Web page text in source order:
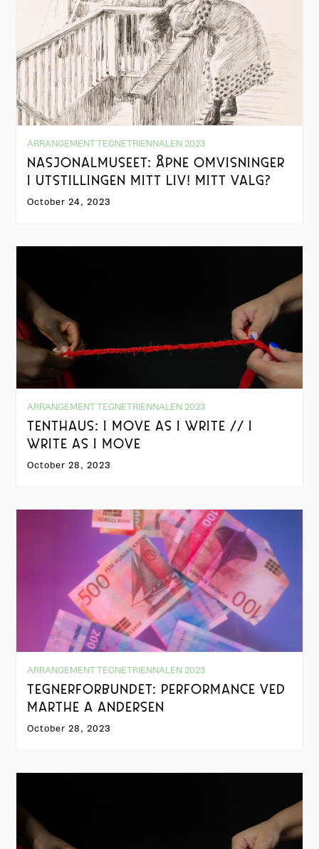
ARRANGEMENT TEGNETRIENNALEN 2023
NASJONALMUSEET: ÅPNE OMVISNINGER
I UTSTILLINGEN MITT LIV! MITT VALG?
October 24, 2023
ARRANGEMENT TEGNETRIENNALEN 2023
TENTHAUS: I MOVE AS I WRITE // I
WRITE AS I MOVE
October 28, 2023
ARRANGEMENT TEGNETRIENNALEN 2023
TEGNERFORBUNDET: PERFORMANCE VED
MARTHE A ANDERSEN
October 28, 2023